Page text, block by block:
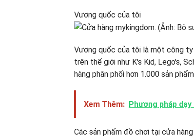
Vương quốc của tôi
Vương quốc của tôi là một công
trên thế giới như K's Kid, Lego's,
hàng phân phối hơn 1.000 sản
Xem Thêm: Phương pháp
Các sản phẩm đồ chơi tại cửa